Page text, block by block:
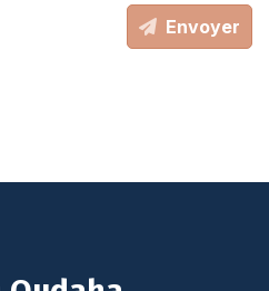
Envoyer